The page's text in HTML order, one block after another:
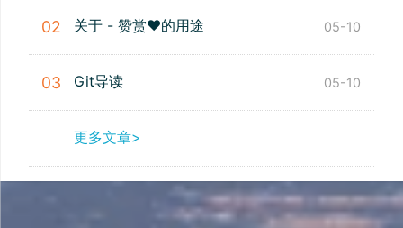
02 关于 - 赞赏❤️的用途 05-10
03 Git导读 05-10
更多文章>